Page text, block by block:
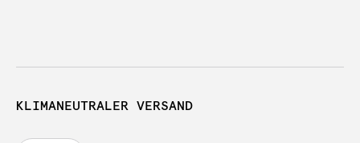
KLIMANEUTRALER VERSAND